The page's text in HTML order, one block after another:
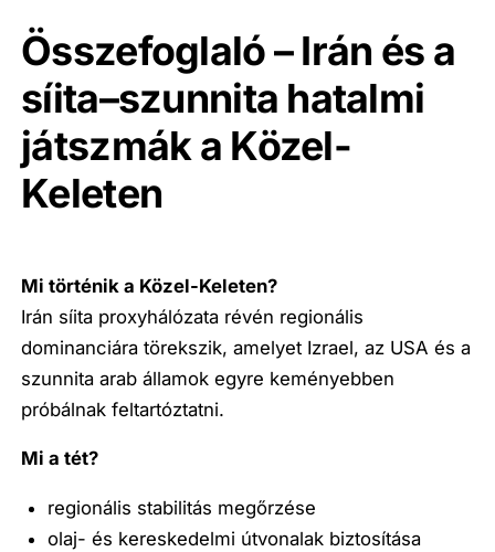
Összefoglaló – Irán és a
síita–szunnita hatalmi
játszmák a Közel-
Keleten
Mi történik a Közel-Keleten?
Irán síita proxyhálózata révén regionális
dominanciára törekszik, amelyet Izrael, az USA és a
szunnita arab államok egyre keményebben
próbálnak feltartóztatni.
Mi a tét?
regionális stabilitás megőrzése
olaj- és kereskedelmi útvonalak biztosítása